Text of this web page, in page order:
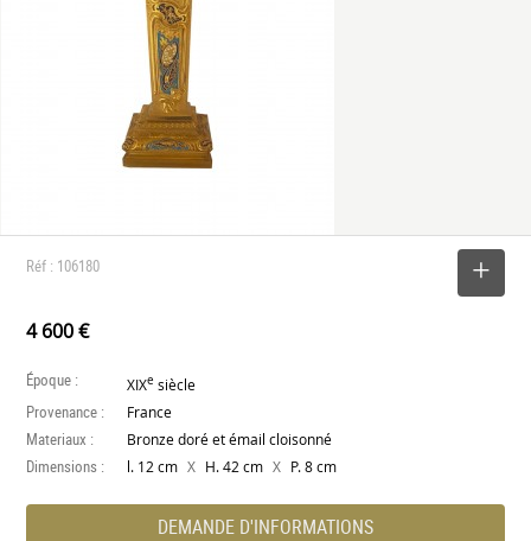
Réf : 106180
4 600 €
Époque : XIXe siècle
Provenance : France
Materiaux : Bronze doré et émail cloisonné
Dimensions : l. 12 cm X H. 42 cm X P. 8 cm
DEMANDE D'INFORMATIONS